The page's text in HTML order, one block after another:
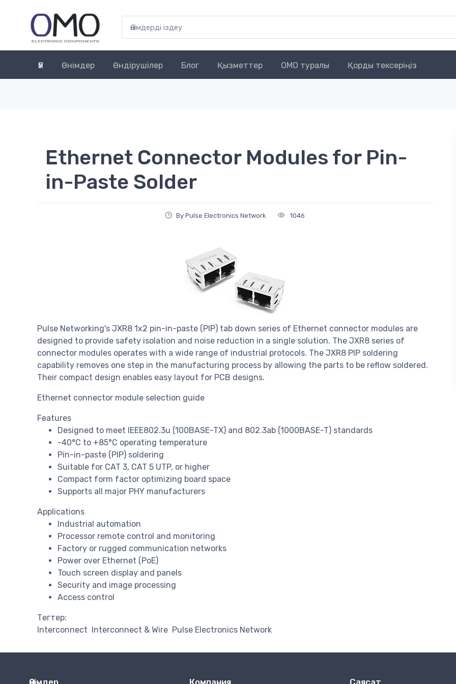
Үй Өнімдер Өндірушілер Блог Қызметтер OMO туралы Қорды тексеріңіз
Ethernet Connector Modules for Pin-
in-Paste Solder
By Pulse Electronics Network 1046
Pulse Networking's JXR8 1x2 pin-in-paste (PIP) tab down series of Ethernet connector modules are
designed to provide safety isolation and noise reduction in a single solution. The JXR8 series of
connector modules operates with a wide range of industrial protocols. The JXR8 PIP soldering
capability removes one step in the manufacturing process by allowing the parts to be reflow soldered.
Their compact design enables easy layout for PCB designs.
Ethernet connector module selection guide
Features
Designed to meet IEEE802.3u (100BASE-TX) and 802.3ab (1000BASE-T) standards
-40°C to +85°C operating temperature
Pin-in-paste (PIP) soldering
Suitable for CAT 3, CAT 5 UTP, or higher
Compact form factor optimizing board space
Supports all major PHY manufacturers
Applications
Industrial automation
Processor remote control and monitoring
Factory or rugged communication networks
Power over Ethernet (PoE)
Touch screen display and panels
Security and image processing
Access control
Тегтер:
Interconnect Interconnect & Wire Pulse Electronics Network